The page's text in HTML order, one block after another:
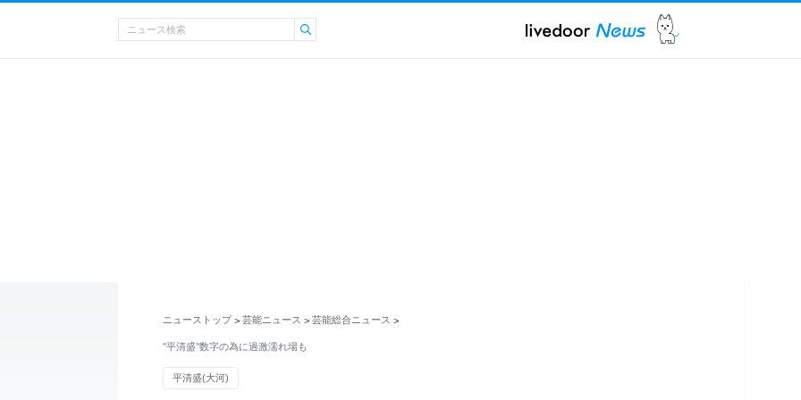
ニューストップ > 芸能ニュース > 芸能総合ニュース >
"平清盛"数字の為に過激濡れ場も
平清盛(大河)